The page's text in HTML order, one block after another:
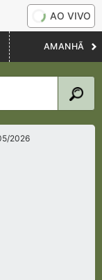
AO VIVO
AMANHÃ
2026